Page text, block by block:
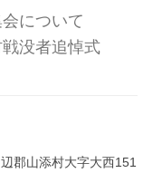
について
没者追悼式
郡山添村大字大西151